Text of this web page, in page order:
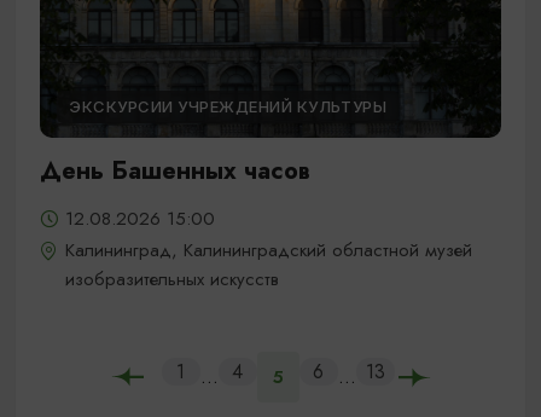
ЭКСКУРСИИ УЧРЕЖДЕНИЙ КУЛЬТУРЫ
День Башенных часов
12.08.2026 15:00
Калининград, Калининградский областной музей
изобразительных искусств
1 ... 4 5 6 ... 13